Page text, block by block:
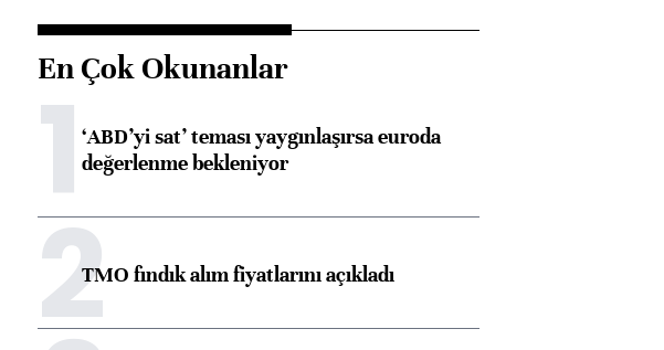
En Çok Okunanlar
1‘ABD’yi sat’ teması yaygınlaşırsa euroda
değerlenme bekleniyor
2TMO fındık alım fiyatlarını açıkladı